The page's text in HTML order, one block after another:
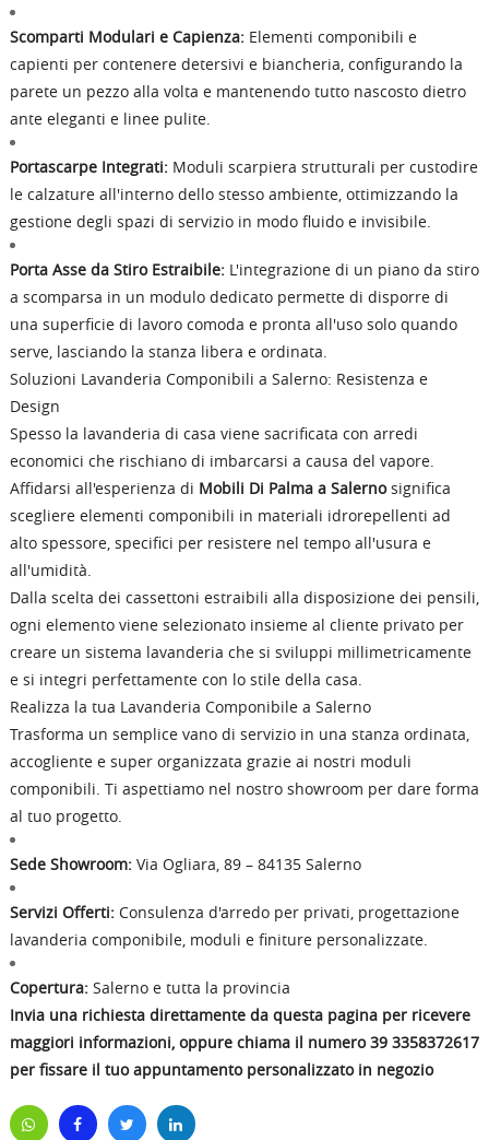
Scomparti Modulari e Capienza:Elementi componibili e
capienti per contenere detersivi e biancheria, configurando la
parete un pezzo alla volta e mantenendo tutto nascosto dietro
ante eleganti e linee pulite.
Portascarpe Integrati:Moduli scarpiera strutturali per custodire
le calzature all'interno dello stesso ambiente, ottimizzando la
gestione degli spazi di servizio in modo fluido e invisibile.
Porta Asse da Stiro Estraibile:L'integrazione di un piano da stiro
a scomparsa in un modulo dedicato permette di disporre di
una superficie di lavoro comoda e pronta all'uso solo quando
serve, lasciando la stanza libera e ordinata.
Soluzioni Lavanderia Componibili a Salerno: Resistenza e
Design
Spesso la lavanderia di casa viene sacrificata con arredi
economici che rischiano di imbarcarsi a causa del vapore.
Affidarsi all'esperienza di Mobili Di Palma a Salernosignifica
scegliere elementi componibili in materiali idrorepellenti ad
alto spessore, specifici per resistere nel tempo all'usura e
all'umidità.
Dalla scelta dei cassettoni estraibili alla disposizione dei pensili,
ogni elemento viene selezionato insieme al cliente privato per
creare un sistema lavanderia che si sviluppi millimetricamente
e si integri perfettamente con lo stile della casa.
Realizza la tua Lavanderia Componibile a Salerno
Trasforma un semplice vano di servizio in una stanza ordinata,
accogliente e super organizzata grazie ai nostri moduli
componibili. Ti aspettiamo nel nostro showroom per dare forma
al tuo progetto.
Sede Showroom:Via Ogliara, 89 – 84135 Salerno
Servizi Offerti:Consulenza d'arredo per privati, progettazione
lavanderia componibile, moduli e finiture personalizzate.
Copertura:Salerno e tutta la provincia
Invia una richiesta direttamente da questa pagina per ricevere
maggiori informazioni, oppure chiama il numero 39 3358372617
per fissare il tuo appuntamento personalizzato in negozio